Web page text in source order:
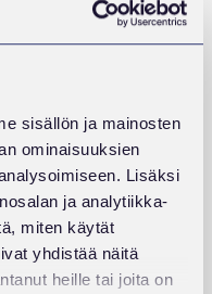
sisällön ja mainosten
ominaisuuksien
Lisäksi
ja analytiikka-
miten käytät
yhdistää näitä
heille tai joita on
KUIN KOSKAAN
NEUVO: